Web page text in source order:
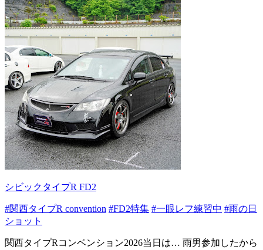
シビックタイプR FD2
#関西タイプR convention #FD2特集 #一眼レフ練習中 #雨の日
ショット
関西タイプRコンベンション2026当日は… 雨男参加したから